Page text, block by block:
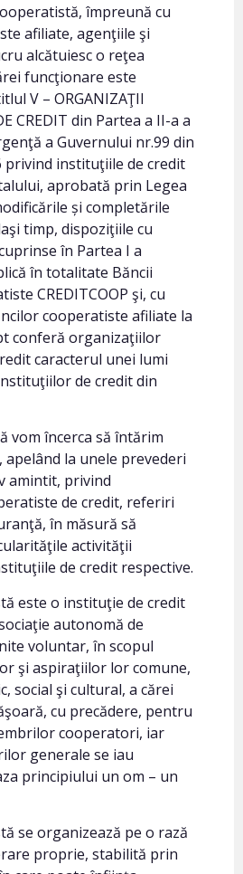
împreună cu
afiliate, agenţiile şi
alcătuiesc o reţea
funcţionare este
V – ORGANIZAŢII
CREDIT din Partea a II-a a
a Guvernului nr.99 din
privind instituţiile de credit
aprobată prin Legea
și completările
timp, dispoziţiile cu
în Partea I a
în totalitate Băncii
CREDITCOOP şi, cu
cooperatiste afiliate la
conferă organizaţiilor
caracterul unei lumi
de credit din
vom încerca să întărim
apelând la unele prevederi
amintit, privind
de credit, referiri
în măsură să
activităţii
de credit respective.
este o instituţie de credit
autonomă de
voluntar, în scopul
şi aspiraţiilor lor comune,
social şi cultural, a cărei
cu precădere, pentru
cooperatori, iar
generale se iau
principiului un om – un
se organizează pe o rază
proprie, stabilită prin